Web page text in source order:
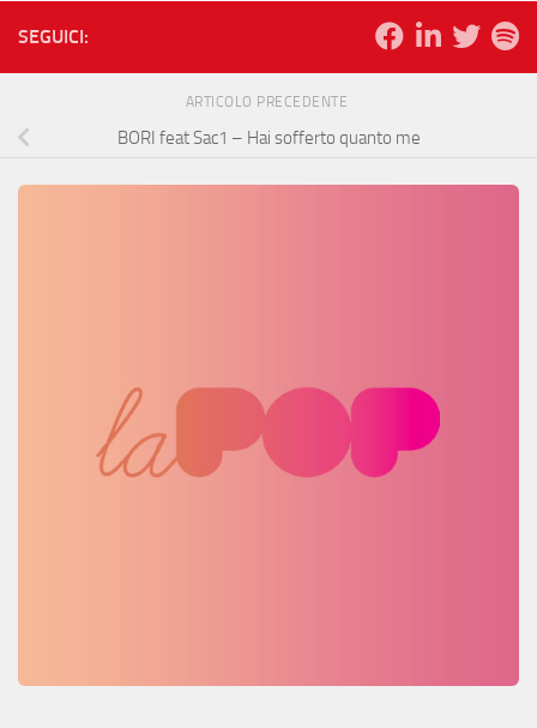
SEGUICI:
ARTICOLO PRECEDENTE
BORI feat Sac1 – Hai sofferto quanto me